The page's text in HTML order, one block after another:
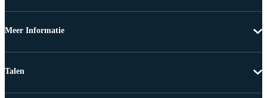
Meer Informatie
Talen